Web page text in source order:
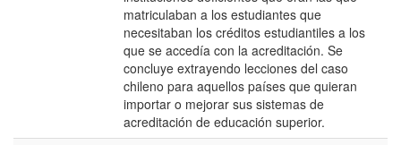
matriculaban a los estudiantes que
necesitaban los créditos estudiantiles a los
que se accedía con la acreditación. Se
concluye extrayendo lecciones del caso
chileno para aquellos países que quieran
importar o mejorar sus sistemas de
acreditación de educación superior.